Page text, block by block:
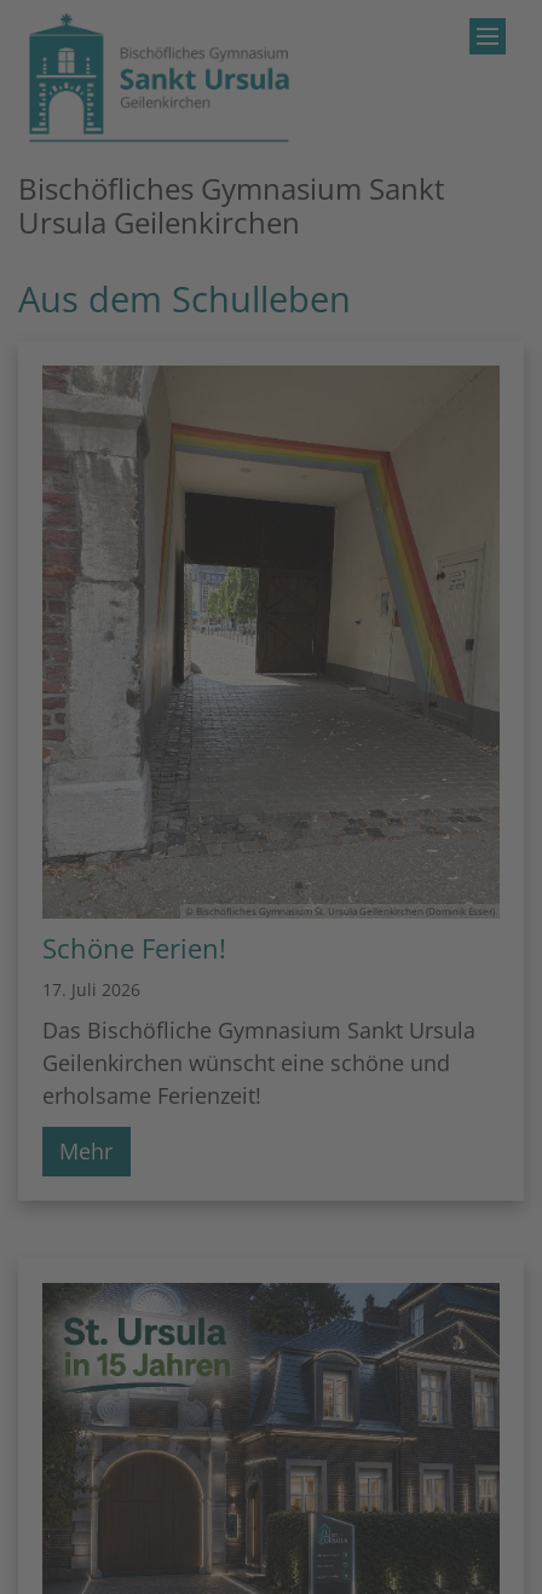
Zum Inhalt springen
Bischöfliches Gymnasium Sankt
Ursula Geilenkirchen
Aus dem Schulleben
© Bischöfliches Gymnasium St. Ursula Geilenkirchen (Dominik Esser)
Schöne Ferien!
17. Juli 2026
Das Bischöfliche Gymnasium Sankt Ursula
Geilenkirchen wünscht eine schöne und
erholsame Ferienzeit!
Mehr